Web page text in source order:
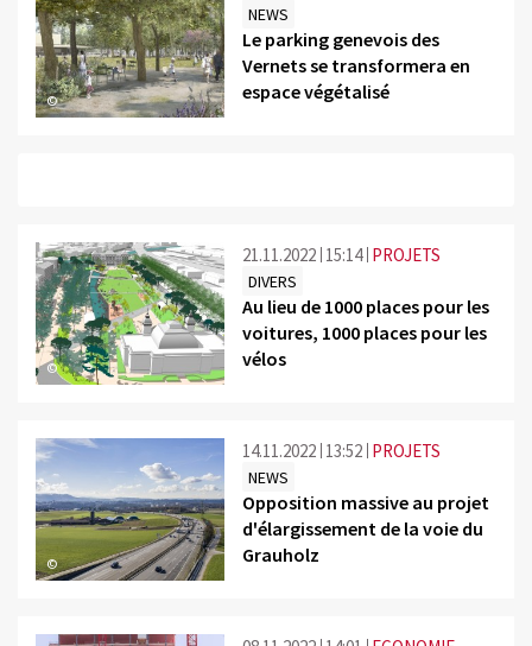
©
NEWS
Le parking genevois des
Vernets se transformera en
espace végétalisé
©
21.11.2022 15:14 PROJETS
DIVERS
Au lieu de 1000 places pour les
voitures, 1000 places pour les
vélos
©
14.11.2022 13:52 PROJETS
NEWS
Opposition massive au projet
d'élargissement de la voie du
Grauholz